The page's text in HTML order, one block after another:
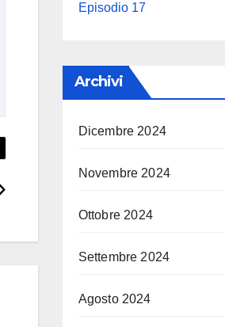
Episodio 17
Archivi
Dicembre 2024
Novembre 2024
Ottobre 2024
Settembre 2024
Agosto 2024